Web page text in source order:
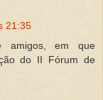
21:35
amigos, em que
do II Fórum de